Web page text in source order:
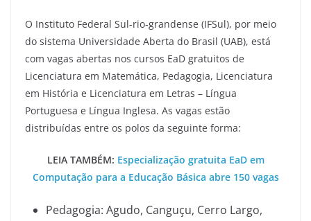
O Instituto Federal Sul-rio-grandense (IFSul), por meio
do sistema Universidade Aberta do Brasil (UAB), está
com vagas abertas nos cursos EaD gratuitos de
Licenciatura em Matemática, Pedagogia, Licenciatura
em História e Licenciatura em Letras – Língua
Portuguesa e Língua Inglesa. As vagas estão
distribuídas entre os polos da seguinte forma:
LEIA TAMBÉM: Especialização gratuita EaD em
Computação para a Educação Básica abre 150 vagas
Pedagogia: Agudo, Canguçu, Cerro Largo,